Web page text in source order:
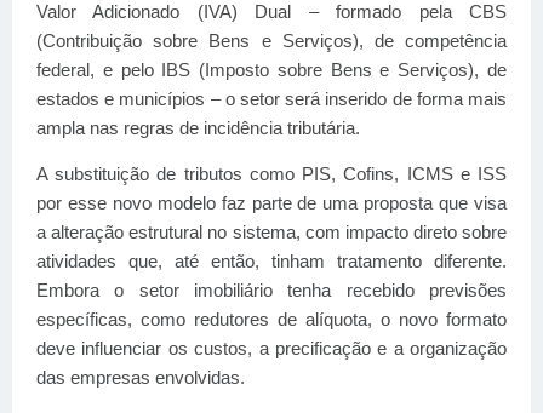
Valor Adicionado (IVA) Dual – formado pela CBS
(Contribuição sobre Bens e Serviços), de competência
federal, e pelo IBS (Imposto sobre Bens e Serviços), de
estados e municípios – o setor será inserido de forma mais
ampla nas regras de incidência tributária.
A substituição de tributos como PIS, Cofins, ICMS e ISS
por esse novo modelo faz parte de uma proposta que visa
a alteração estrutural no sistema, com impacto direto sobre
atividades que, até então, tinham tratamento diferente.
Embora o setor imobiliário tenha recebido previsões
específicas, como redutores de alíquota, o novo formato
deve influenciar os custos, a precificação e a organização
das empresas envolvidas.